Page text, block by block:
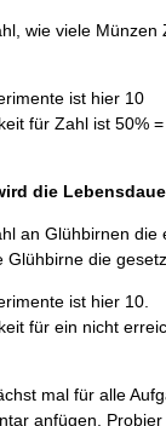
wie viele
ist hier 10
für Zahl ist 50%
die
an Glühbirnen
die
ist hier 10.
für ein nicht
mal für alle
anfügen.